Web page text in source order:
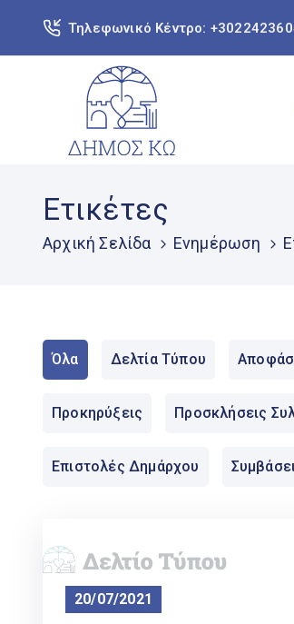
Τηλεφωνικό Κέντρο:
Ετικέτες
Αρχική Σελίδα Ενημέρωση
Όλα Δελτία Τύπου
Προκηρύξεις Προσκλήσεις
Επιστολές Δημάρχου
20/07/2021